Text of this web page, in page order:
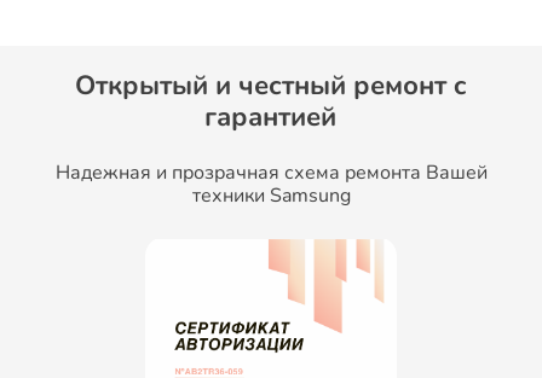
Открытый и честный ремонт c
гарантией
Надежная и прозрачная схема ремонта Вашей
техники Samsung